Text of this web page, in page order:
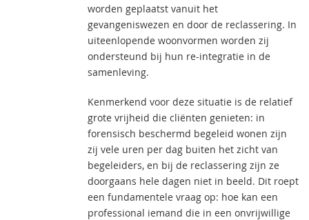
worden geplaatst vanuit het
gevangeniswezen en door de reclassering. In
uiteenlopende woonvormen worden zij
ondersteund bij hun re-integratie in de
samenleving.
Kenmerkend voor deze situatie is de relatief
grote vrijheid die cliënten genieten: in
forensisch beschermd begeleid wonen zijn
zij vele uren per dag buiten het zicht van
begeleiders, en bij de reclassering zijn ze
doorgaans hele dagen niet in beeld. Dit roept
een fundamentele vraag op: hoe kan een
professional iemand die in een onvrijwillige